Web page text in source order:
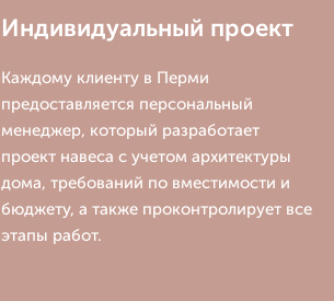
Индивидуальный проект
Каждому клиенту в Перми
предоставляется персональный
менеджер, который разработает
проект навеса с учетом архитектуры
дома, требований по вместимости и
бюджету, а также проконтролирует все
этапы работ.